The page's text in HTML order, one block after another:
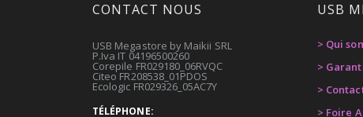
CONTACT NOUS
USB Megastore by Maikii SRL
P.Iva IT 04196500260
Corepile FR029180_06RVQC
Citeo FR208538_01PDOS
Ecologic FR029326_05AC7Y
TÉLÉPHONE:
USB
> Qui
>
>
> Foire